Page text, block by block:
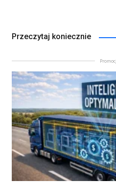
Przeczytaj koniecznie